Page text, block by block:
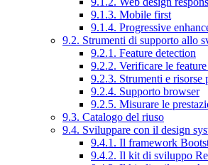
9.1.3. Mobile first
9.1.4. Progressive
9.2. Strumenti di supporto allo
9.2.1. Feature detection
9.2.2. Verificare le
9.2.3. Strumenti e risorse
9.2.4. Supporto browser
9.2.5. Misurare le
9.3. Catalogo del riuso
9.4. Sviluppare con il design
9.4.1. Il framework
9.4.2. Il kit di sviluppo